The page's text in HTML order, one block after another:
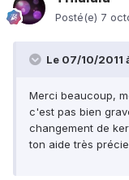
Posté(e) 7
Le 07/10/2011
Merci beaucoup,
c'est pas bien
changement de
ton aide très